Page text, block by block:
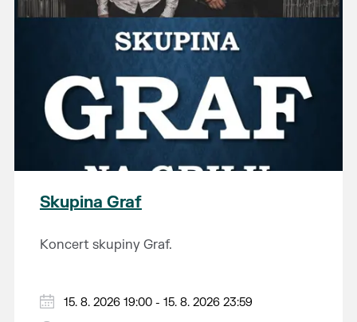
Skupina Graf
Koncert skupiny Graf.
15. 8. 2026 19:00 - 15. 8. 2026 23:59